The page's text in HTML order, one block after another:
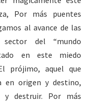
Por más puentes
al avance de las
sector del “mundo
en este miedo
prójimo, aquel que
en origen y destino,
y destruir. Por más